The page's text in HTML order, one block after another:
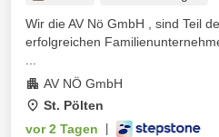
Wir die AV Nö GmbH , sind Teil
erfolgreichen
AV NÖ GmbH
St. Pölten
vor 2 Tagen